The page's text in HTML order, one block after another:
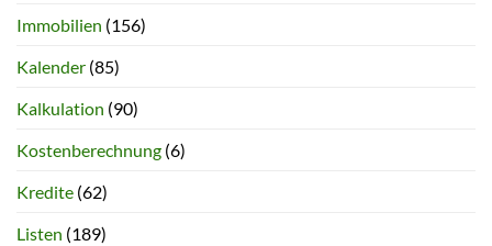
Immobilien (156)
Kalender (85)
Kalkulation (90)
Kostenberechnung (6)
Kredite (62)
Listen (189)